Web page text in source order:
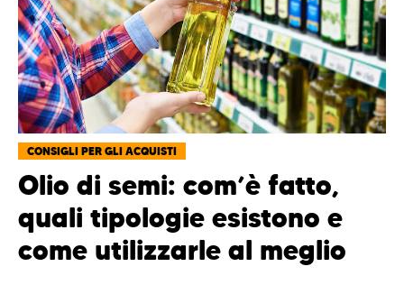
CONSIGLI PER GLI ACQUISTI
Olio di semi: com’è fatto,
quali tipologie esistono e
come utilizzarle al meglio